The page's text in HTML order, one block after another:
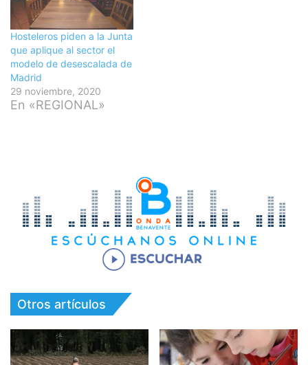
Hosteleros piden a la Junta
que aplique al sector el
modelo de desescalada de
Madrid
29 noviembre, 2020
En «REGIONAL»
Otros artículos